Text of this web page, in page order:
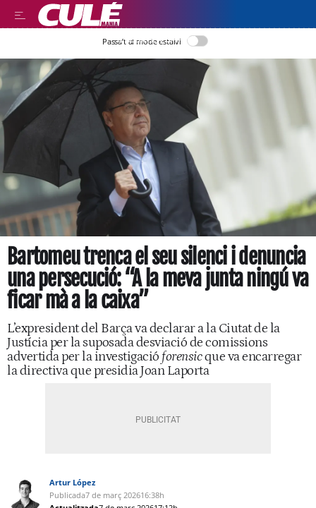
LLEGIR EN CATALÀ
Passa’t al mode estalvi
Bartomeu trenca el seu silenci i denuncia
una persecució: “A la meva junta ningú va
ficar mà a la caixa”
L’expresident del Barça va declarar a la Ciutat de la
Justícia per la suposada desviació de comissions
advertida per la investigació forensicque va encarregar
la directiva que presidia Joan Laporta
Artur López
Publicada7 de març 202616:38h